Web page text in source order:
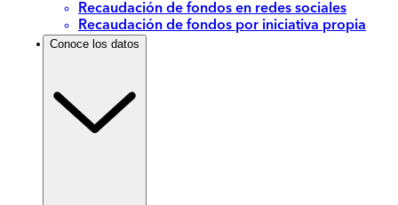
Recaudación de fondos en redes sociales
Recaudación de fondos por iniciativa propia
Conoce los datos